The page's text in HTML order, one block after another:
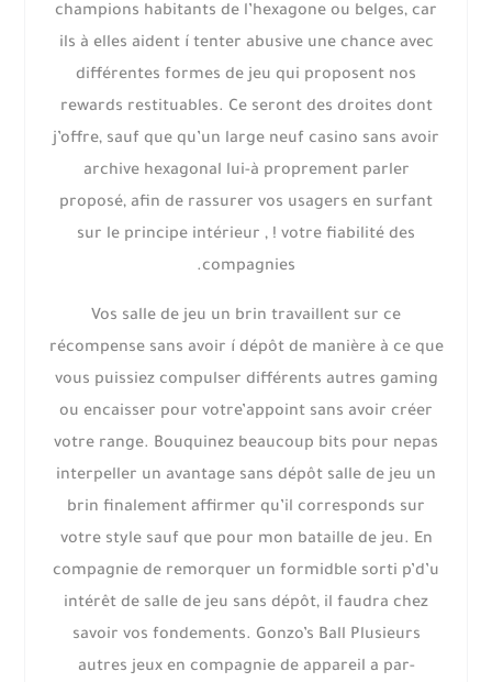
champions habitants de l’hexagone ou belges, car
ils à elles aident í tenter abusive une chance avec
différentes formes de jeu qui proposent nos
rewards restituables. Ce seront des droites dont
j’offre, sauf que qu’un large neuf casino sans avoir
archive hexagonal lui-à proprement parler
proposé, afin de rassurer vos usagers en surfant
sur le principe intérieur , ! votre fiabilité des
compagnies.
Vos salle de jeu un brin travaillent sur ce
récompense sans avoir í dépôt de manière à ce que
vous puissiez compulser différents autres gaming
ou encaisser pour votre’appoint sans avoir créer
votre range. Bouquinez beaucoup bits pour nepas
interpeller un avantage sans dépôt salle de jeu un
brin finalement affirmer qu’il corresponds sur
votre style sauf que pour mon bataille de jeu. En
compagnie de remorquer un formidble sorti p’d’u
intérêt de salle de jeu sans dépôt, il faudra chez
savoir vos fondements. Gonzo’s Ball Plusieurs
autres jeux en compagnie de appareil a par-